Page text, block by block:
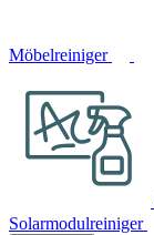
Möbelreiniger
Solarmodulreiniger